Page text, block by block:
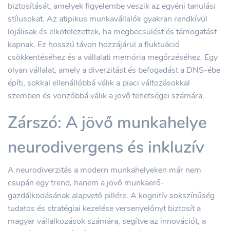
biztosítását, amelyek figyelembe veszik az egyéni tanulási
stílusokat. Az atipikus munkavállalók gyakran rendkívül
lojálisak és elkötelezettek, ha megbecsülést és támogatást
kapnak. Ez hosszú távon hozzájárul a fluktuáció
csökkentéséhez és a vállalati memória megőrzéséhez. Egy
olyan vállalat, amely a diverzitást és befogadást a DNS-ébe
építi, sokkal ellenállóbbá válik a piaci változásokkal
szemben és vonzóbbá válik a jövő tehetségei számára.
Zárszó: A jövő munkahelye
neurodivergens és inkluzív
A neurodiverzitás a modern munkahelyeken már nem
csupán egy trend, hanem a jövő munkaerő-
gazdálkodásának alapvető pillére. A kognitív sokszínűség
tudatos és stratégiai kezelése versenyelőnyt biztosít a
magyar vállalkozások számára, segítve az innovációt, a